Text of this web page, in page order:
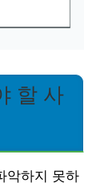
할 사
악하지 못하